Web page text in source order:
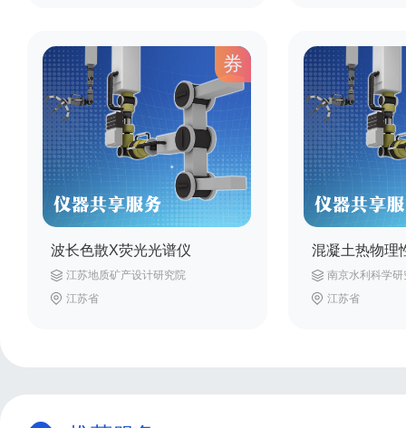
券
波长色散X荧光光谱仪
江苏地质矿产设计研究院
江苏省
混凝土热物理
南京水利科学研
江苏省